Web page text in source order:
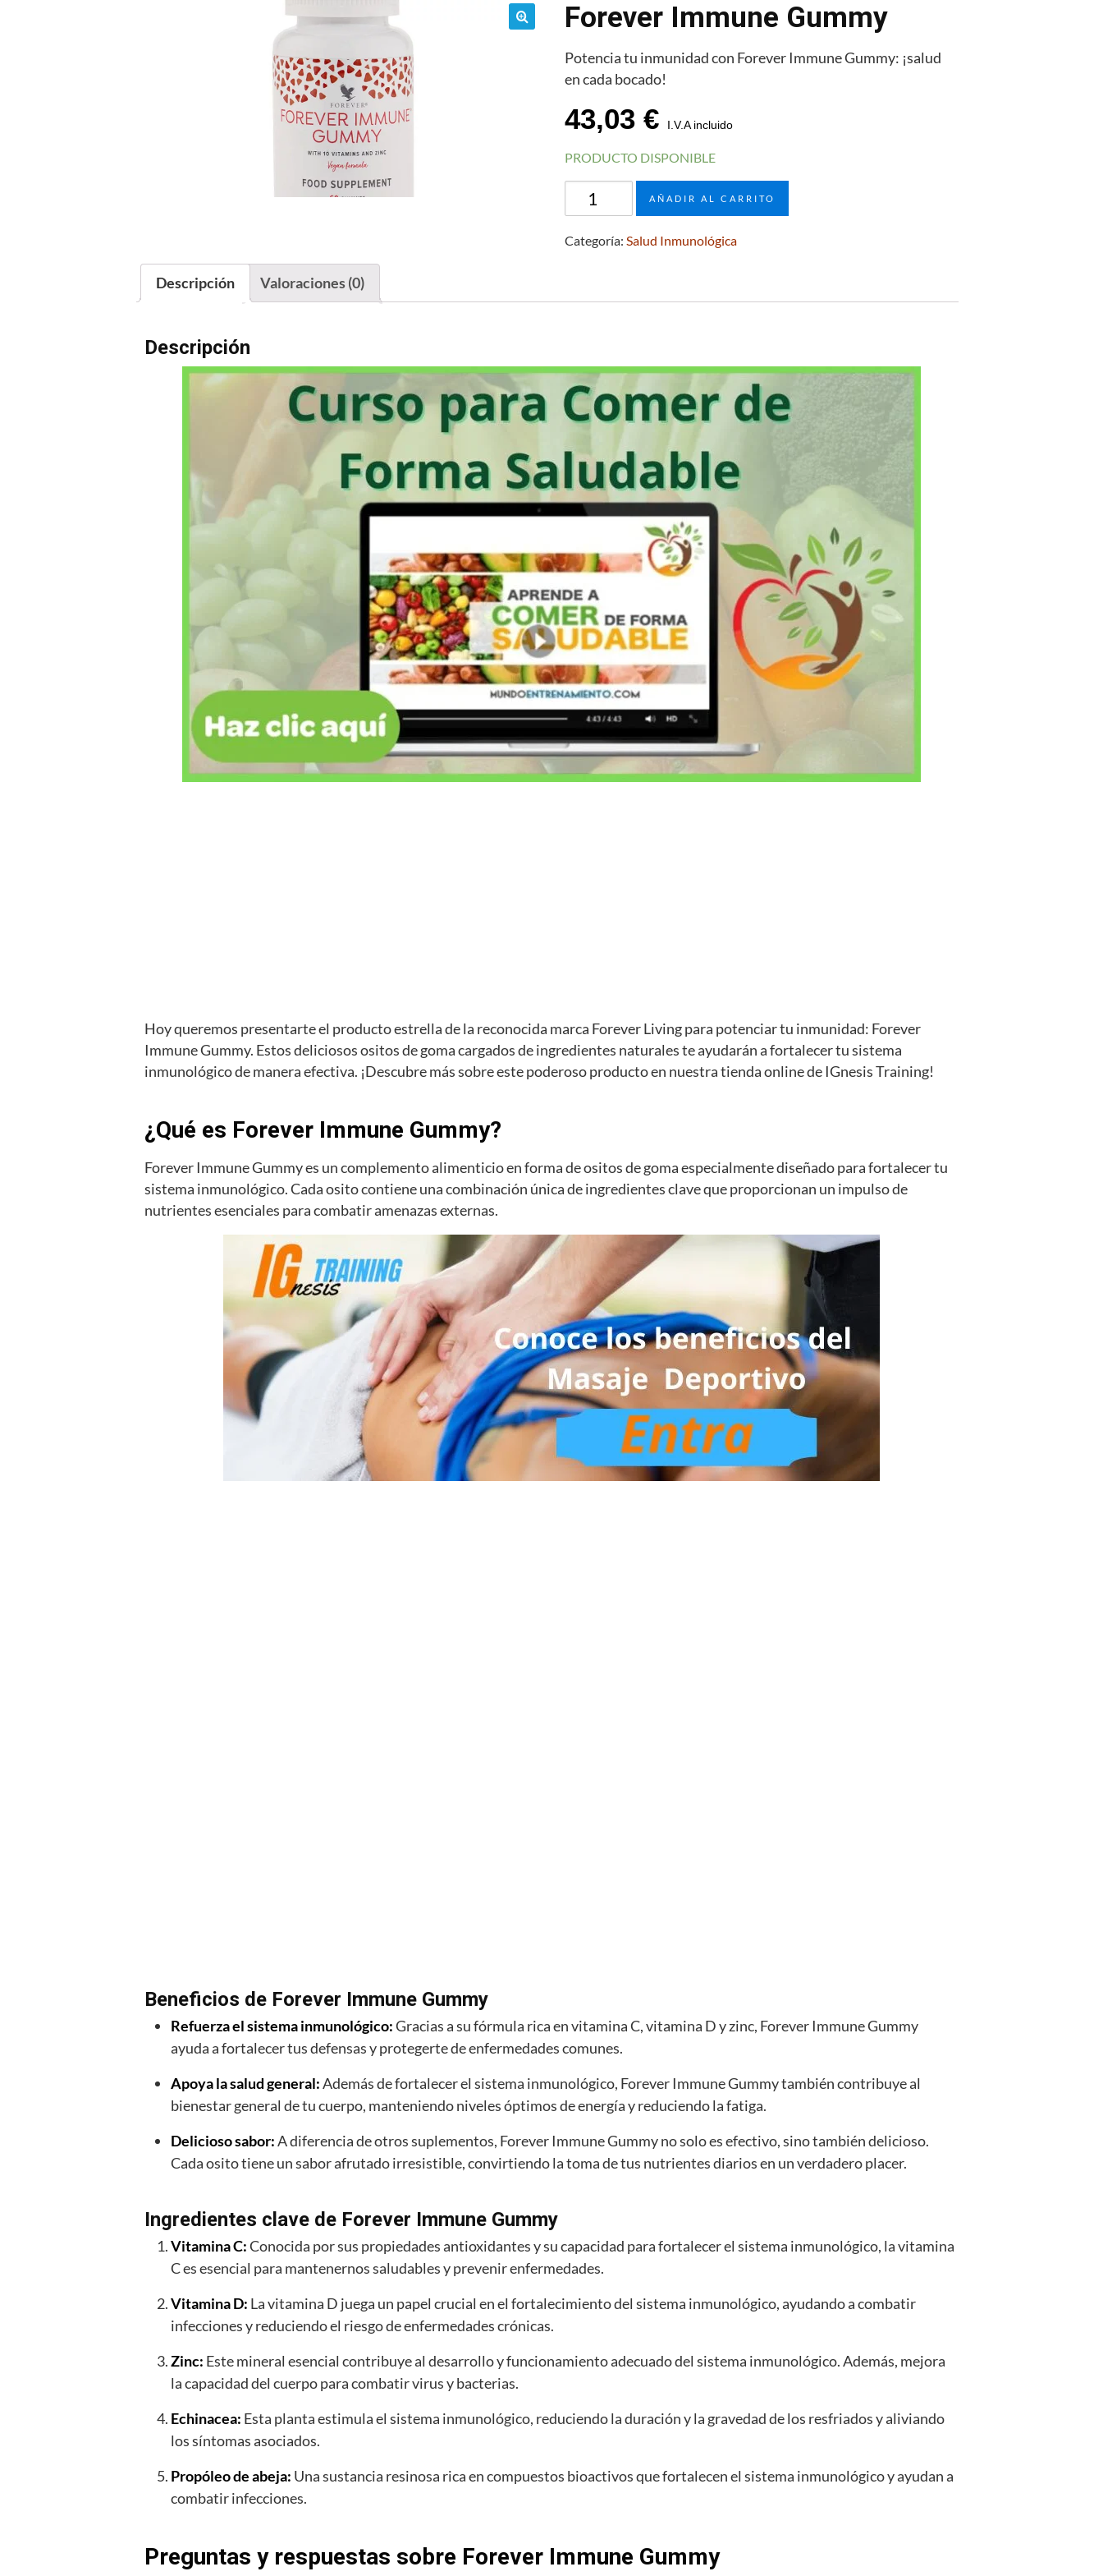
Forever Immune Gummy
Potencia tu inmunidad con Forever Immune Gummy: ¡salud
en cada bocado!
43,03 € I.V.A incluido
PRODUCTO DISPONIBLE
Forever
Immune
cantidad
AÑADIR AL CARRITO
Categoría: Salud Inmunológica
Descripción Valoraciones (0)
Descripción
Hoy queremos presentarte el producto estrella de la reconocida marca Forever Living para potenciar tu inmunidad: Forever
Immune Gummy. Estos deliciosos ositos de goma cargados de ingredientes naturales te ayudarán a fortalecer tu sistema
inmunológico de manera efectiva. ¡Descubre más sobre este poderoso producto en nuestra tienda online de IGnesis Training!
¿Qué es Forever Immune Gummy?
Forever Immune Gummy es un complemento alimenticio en forma de ositos de goma especialmente diseñado para fortalecer tu
sistema inmunológico. Cada osito contiene una combinación única de ingredientes clave que proporcionan un impulso de
nutrientes esenciales para combatir amenazas externas.
Beneficios de Forever Immune Gummy
Refuerza el sistema inmunológico:Gracias a su fórmula rica en vitamina C, vitamina D y zinc, Forever Immune Gummy
ayuda a fortalecer tus defensas y protegerte de enfermedades comunes.
Apoya la salud general:Además de fortalecer el sistema inmunológico, Forever Immune Gummy también contribuye al
bienestar general de tu cuerpo, manteniendo niveles óptimos de energía y reduciendo la fatiga.
Delicioso sabor:A diferencia de otros suplementos, Forever Immune Gummy no solo es efectivo, sino también delicioso.
Cada osito tiene un sabor afrutado irresistible, convirtiendo la toma de tus nutrientes diarios en un verdadero placer.
Ingredientes clave de Forever Immune Gummy
Vitamina C:Conocida por sus propiedades antioxidantes y su capacidad para fortalecer el sistema inmunológico, la vitamina
C es esencial para mantenernos saludables y prevenir enfermedades.
Vitamina D: La vitamina D juega un papel crucial en el fortalecimiento del sistema inmunológico, ayudando a combatir
infecciones y reduciendo el riesgo de enfermedades crónicas.
Zinc: Este mineral esencial contribuye al desarrollo y funcionamiento adecuado del sistema inmunológico. Además, mejora
la capacidad del cuerpo para combatir virus y bacterias.
Echinacea: Esta planta estimula el sistema inmunológico, reduciendo la duración y la gravedad de los resfriados y aliviando
los síntomas asociados.
Propóleo de abeja: Una sustancia resinosa rica en compuestos bioactivos que fortalecen el sistema inmunológico y ayudan a
combatir infecciones.
Preguntas y respuestas sobre Forever Immune Gummy